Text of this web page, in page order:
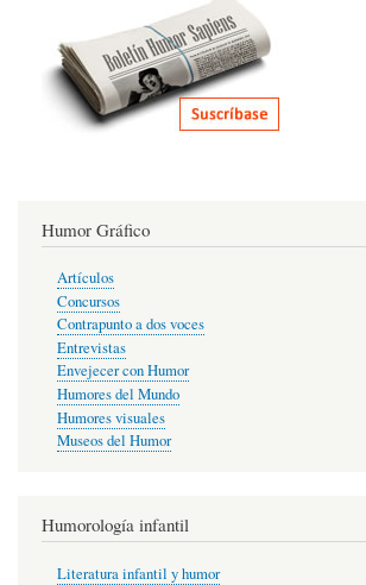
Humor Gráfico
Artículos
Concursos
Contrapunto a dos voces
Entrevistas
Envejecer con Humor
Humores del Mundo
Humores visuales
Museos del Humor
Humorología infantil
Literatura infantil y humor